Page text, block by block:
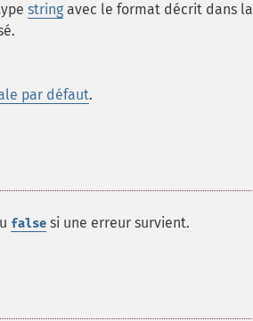
string avec le format décrit dans la
par défaut.
false si une erreur survient.